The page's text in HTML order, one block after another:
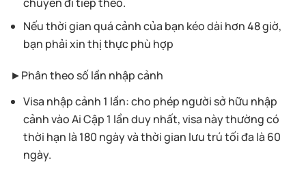
Nếu thời gian quá cảnh của bạn kéo dài hơn 48 giờ,
bạn phải xin thị thực phù hợp
►Phân theo số lần nhập cảnh
Visa nhập cảnh 1 lần: cho phép người sở hữu nhập
cảnh vào Ai Cập 1 lần duy nhất, visa này thường có
thời hạn là 180 ngày và thời gian lưu trú tối đa là 60
ngày.